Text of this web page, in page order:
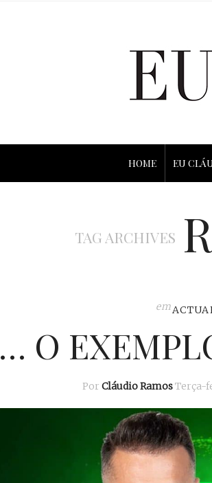
HOME EU
TAG ARCHIVES
em
… O
Por Cláudio RamosTerça-